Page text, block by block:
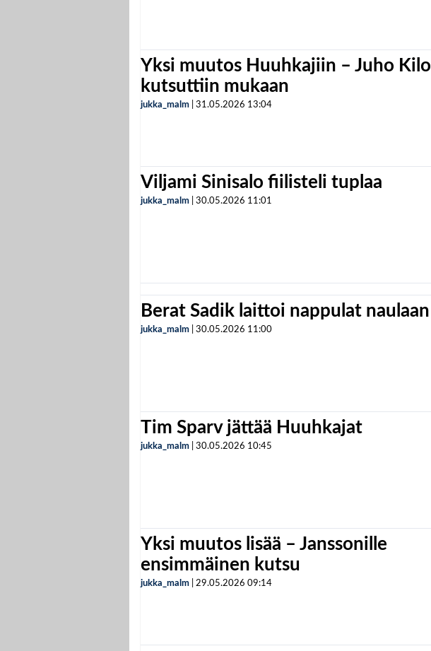
Yksi muutos Huuhkajiin – Juho Kilo
kutsuttiin mukaan
jukka_malm 31.05.2026 13:04
Viljami Sinisalo fiilisteli tuplaa
jukka_malm 30.05.2026 11:01
Berat Sadik laittoi nappulat naulaan
jukka_malm 30.05.2026 11:00
Tim Sparv jättää Huuhkajat
jukka_malm 30.05.2026 10:45
Yksi muutos lisää – Janssonille
ensimmäinen kutsu
jukka_malm 29.05.2026 09:14